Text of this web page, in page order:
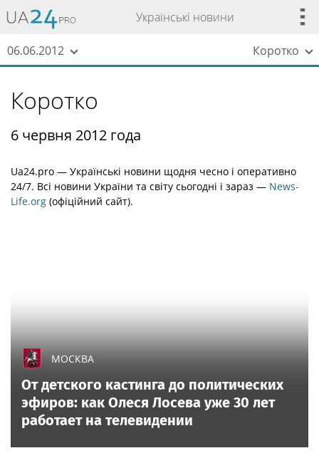
Українські новини
06.06.2012 Коротко
Коротко
6 червня 2012 года
Ua24.pro — Українські новини щодня чесно і оперативно
24/7. Всі новини України та світу сьогодні і зараз — News-
Life.org (офіційний сайт).
МОСКВА
От детского кастинга до политических
эфиров: как Олеся Лосева уже 30 лет
работает на телевидении